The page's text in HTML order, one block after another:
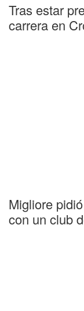
Tras estar
carrera en
Migliore
con un club